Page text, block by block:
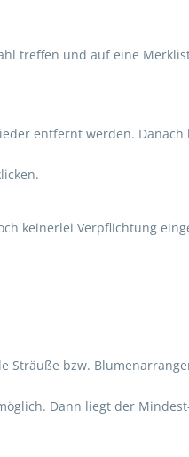
treffen und auf eine
entfernt werden. Danach
keinerlei Verpflichtung
Sträuße bzw.
Dann liegt der